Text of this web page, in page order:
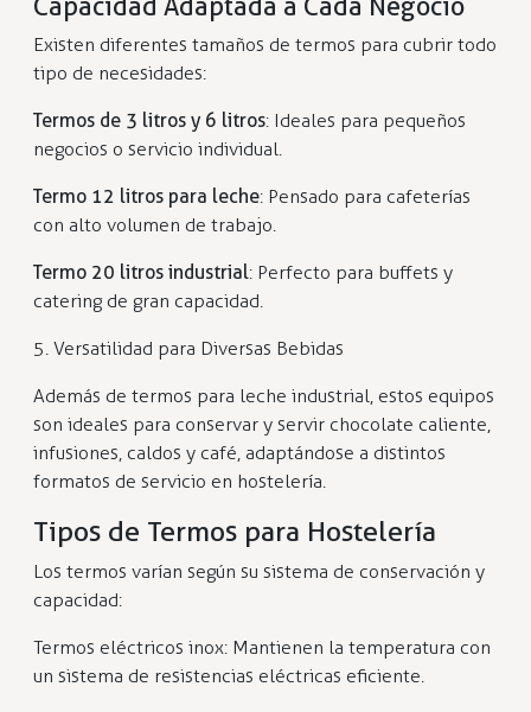
Existen diferentes tamaños de termos para cubrir todo
tipo de necesidades:
Termos de 3 litros y 6 litros: Ideales para pequeños
negocios o servicio individual.
Termo 12 litros para leche: Pensado para cafeterías
con alto volumen de trabajo.
Termo 20 litros industrial: Perfecto para buffets y
catering de gran capacidad.
5. Versatilidad para Diversas Bebidas
Además de termos para leche industrial, estos equipos
son ideales para conservar y servir chocolate caliente,
infusiones, caldos y café, adaptándose a distintos
formatos de servicio en hostelería.
Tipos de Termos para Hostelería
Los termos varían según su sistema de conservación y
capacidad:
Termos eléctricos inox: Mantienen la temperatura con
un sistema de resistencias eléctricas eficiente.